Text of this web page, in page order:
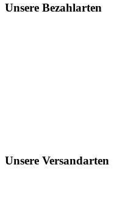
Unsere Bezahlarten
Unsere Versandarten